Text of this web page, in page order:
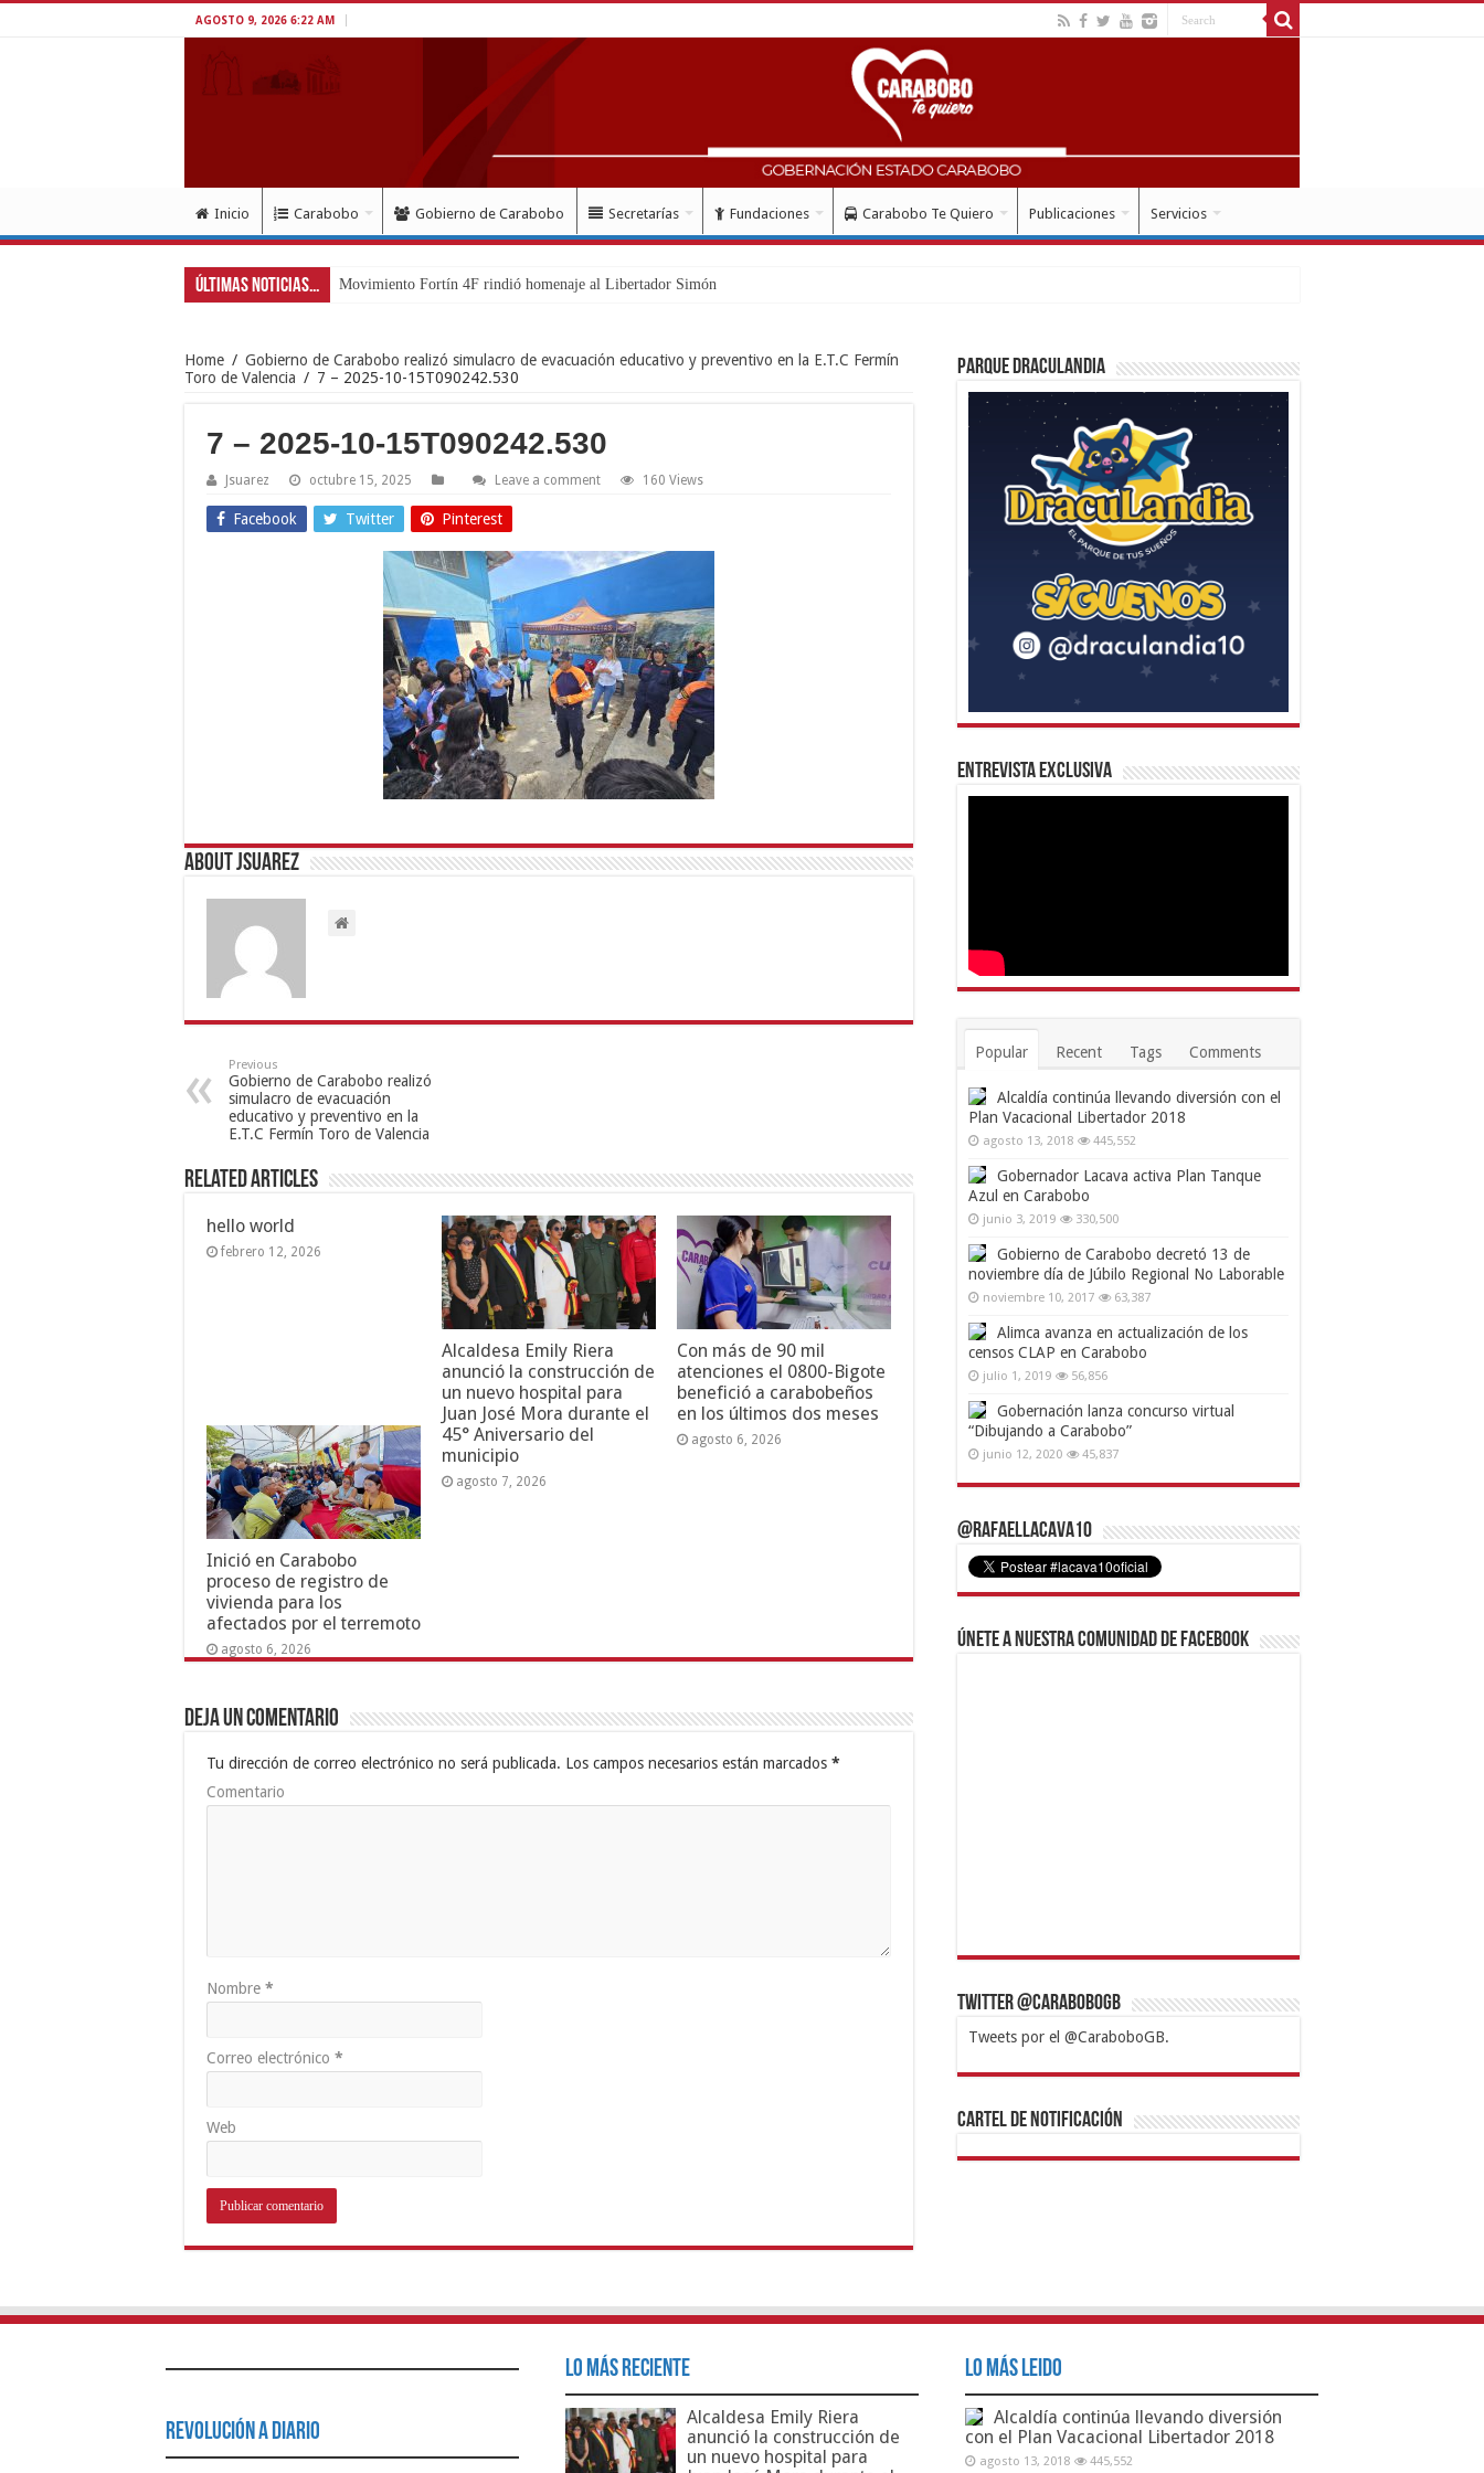
AGOSTO 9, 2026 6:22 AM
Inicio Carabobo Gobierno de Carabobo Secretarías Fundaciones Carabobo Te Quiero Publicaciones Servicios
Últimas Noticias... Movimiento Fortín 4F rindió homenaje al Libertador Simón Bolívar recordand
Home / Gobierno de Carabobo realizó simulacro de evacuación educativo y preventivo en la E.T.C Fermín
Toro de Valencia / 7 – 2025-10-15T090242.530
7 – 2025-10-15T090242.530
Jsuarez octubre 15, 2025 Leave a comment 160 Views
Facebook Twitter Pinterest
About Jsuarez
Previous
Gobierno de Carabobo realizó
simulacro de evacuación
educativo y preventivo en la
E.T.C Fermín Toro de Valencia
Related Articles
hello world
febrero 12, 2026
Alcaldesa Emily Riera
anunció la construcción de
un nuevo hospital para
Juan José Mora durante el
45° Aniversario del
municipio
agosto 7, 2026
Con más de 90 mil
atenciones el 0800-Bigote
benefició a carabobeños
en los últimos dos meses
agosto 6, 2026
Inició en Carabobo
proceso de registro de
vivienda para los
afectados por el terremoto
agosto 6, 2026
Deja un comentario
Tu dirección de correo electrónico no será publicada. Los campos necesarios están marcados *
Comentario
Nombre *
Correo electrónico *
Web
Parque Draculandia
Entrevista Exclusiva
Popular Recent Tags Comments
Alcaldía continúa llevando diversión con el
Plan Vacacional Libertador 2018
agosto 13, 2018 445,552
Gobernador Lacava activa Plan Tanque
Azul en Carabobo
junio 3, 2019 330,500
Gobierno de Carabobo decretó 13 de
noviembre día de Júbilo Regional No Laborable
noviembre 10, 2017 63,387
Alimca avanza en actualización de los
censos CLAP en Carabobo
julio 1, 2019 56,856
Gobernación lanza concurso virtual
“Dibujando a Carabobo”
junio 12, 2020 45,837
@RafaelLacava10
Únete a nuestra comunidad de Facebook
Twitter @CaraboboGB
Tweets por el @CaraboboGB.
1xbetBetturkeyBetistKralbetSupertotobetTipobet
https://mvbcasino.com/
Cartel de Notificación
Revolución a Diario
Lo Más Reciente
Alcaldesa Emily Riera
anunció la construcción de
un nuevo hospital para
Lo Más Leido
Alcaldía continúa llevando diversión
con el Plan Vacacional Libertador 2018
agosto 13, 2018 445,552